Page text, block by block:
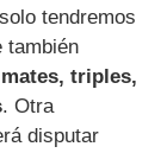
tendremos
también
triples,
. Otra
disputar